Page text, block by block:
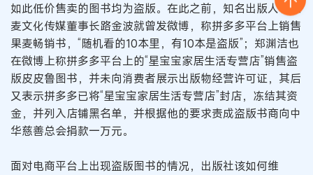
如此低价售卖的图书均为盗版。在此之前，知名出版人、果
麦文化传媒董事长路金波就曾发微博，称拼多多平台上销售
果麦畅销书，“随机看的10本里，有10本是盗版”；郑渊洁也
在微博上称拼多多平台上的“星宝宝家居生活专营店”销售盗
版皮皮鲁图书，并未向消费者展示出版物经营许可证，其后
又表示拼多多已将“星宝宝家居生活专营店”封店，冻结其资
金，并列入店铺黑名单，并根据他的要求责成盗版书商向中
华慈善总会捐款一万元。
面对电商平台上出现盗版图书的情况，出版社该如何维